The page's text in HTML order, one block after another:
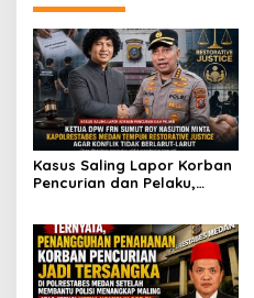
Kasus Saling Lapor Korban
Pencurian dan Pelaku,
Kapolrestabes Medan
Tempuh Restorative Justice
agar Konflik Tak Berlarut-
larut